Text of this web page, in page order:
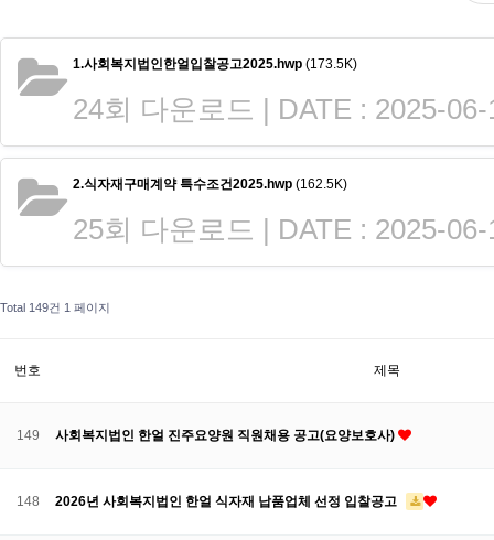
1.사회복지법인한얼입찰공고2025.hwp (173.5K)
24회 다운로드 | DATE : 2025-06-
2.식자재구매계약 특수조건2025.hwp (162.5K)
25회 다운로드 | DATE : 2025-06-
Total 149건 1 페이지
번호 제목
149 사회복지법인 한얼 진주요양원 직원채용 공고(요양보호사)
148 2026년 사회복지법인 한얼 식자재 납품업체 선정 입찰공고